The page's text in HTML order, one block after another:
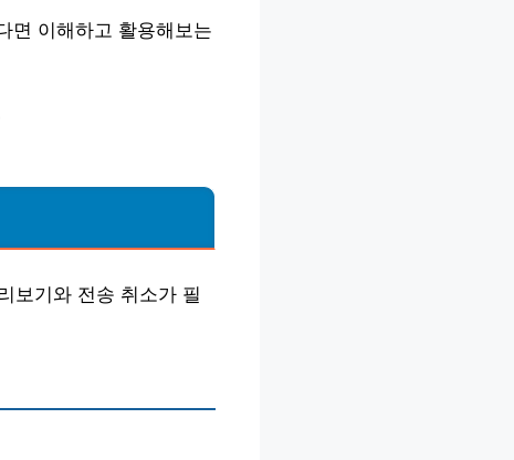
면 이해하고 활용해보는
보기와 전송 취소가 필